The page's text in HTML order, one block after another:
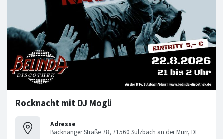
Rocknacht mit DJ Mogli
Adresse
Backnanger Straße 78, 71560 Sulzbach an der Murr, DE